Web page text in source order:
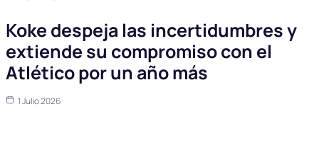
Koke despeja las incertidumbres y
extiende su compromiso con el
Atlético por un año más
1 Julio 2026